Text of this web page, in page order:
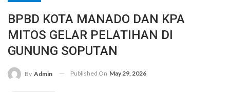
BPBD KOTA MANADO DAN KPA
MITOS GELAR PELATIHAN DI
GUNUNG SOPUTAN
By Admin Published On May 29, 2026